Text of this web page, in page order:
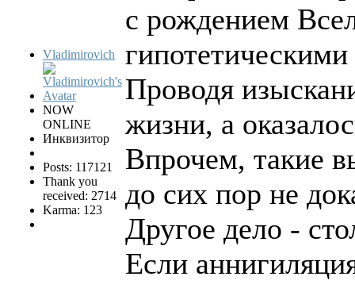
Vladimirovich
NOW
ONLINE
Инквизитор
Posts: 117121
Thank you
received: 2714
Karma: 123
с рождением
Проводя
жизни, а
Впрочем, такие
до сих пор не
Другое дело -
Если